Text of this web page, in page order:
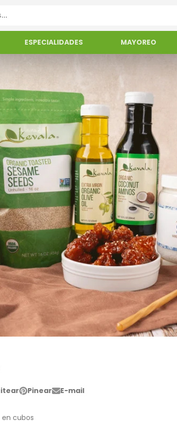
ESPECIALIDADES MAYOREO
Pinear
Pin
Pinterest
Se
en
E-mail
Compartir
cubos